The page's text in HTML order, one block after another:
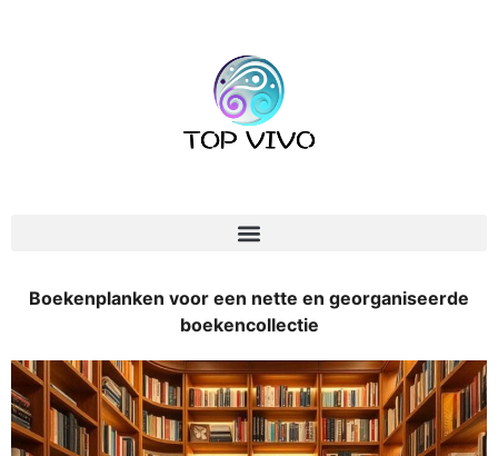
Boekenplanken voor een nette en georganiseerde
boekencollectie